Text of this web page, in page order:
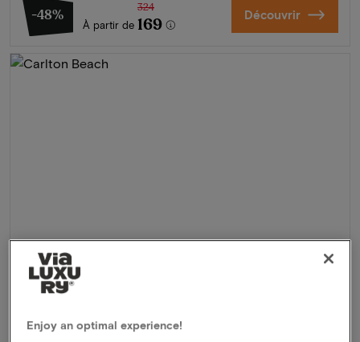
-48%
À partir de
324
169 Découvrir
Scheveningen, Pays-Bas
Enjoy an optimal experience!